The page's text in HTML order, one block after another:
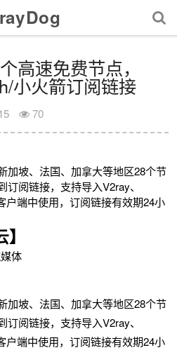
高速免费节点，
小火箭订阅链接
70
加坡、法国、加拿大等地区28个节
阅链接，支持导入V2ray、
户端中使用，订阅链接有效期24小
体
加坡、法国、加拿大等地区28个节
阅链接，支持导入V2ray、
户端中使用，订阅链接有效期24小